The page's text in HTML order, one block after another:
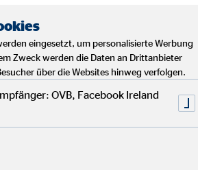
Wir suchen nämlich
und Kanten.
müssen Sie kein Finanzprofi sein. In
Finanzberater erlernen Sie alles, was Sie
brauchen. Auch für Uniabsolventen
um das erlernte Wissen im
Oder versuchen Sie gerade nach einer
Kein Problem! Bei uns
wann, wo und wie viel Sie
eingesetzt, um personalisierte Werbung
Zweck werden die Daten an Drittanbieter
über die Websites hinweg verfolgen.
OVB, Facebook Ireland